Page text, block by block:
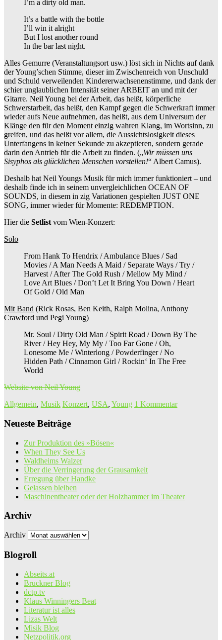
I’m a dirty old man.
It’s a battle with the bottle
I’ll win it alright
But I lost another round
In the bar last night.
Alles Gemurre (Veranstaltungsort usw.) löst sich in Nichts auf dank
der Young’schen Stimme, dieser im Zwischenreich von Unschuld
und Schuld verweilenden Kindererwachsenenstimme, und dank der
schier unglaublichen Intensität seiner ARBEIT an und mit der
Gitarre. Neil Young bei der Arbeit, das heißt, körperliche
Schwerstarbeit, das heißt, den Kampf gegen die Schwerkraft immer
wieder aufs Neue aufnehmen, das heißt, aus dem Universum der
Klänge den für den Moment einzig wahren Klang, im Wortsinn, zu
greifen, und das heißt vor allem, die Aussichtslosigkeit dieses
Unterfangens in keiner Sekunde zu akzeptieren, sondern gerade
darin den Antrieb für die Arbeit zu finden. („Wir müssen uns
Sisyphos als glücklichen Menschen vorstellen!“ Albert Camus).
Deshalb hat Neil Youngs Musik für mich immer funktioniert – und
deshalb finde ich in seinem unvergleichlichen OCEAN OF
SOUNDS, in diesem in zig Variationen gespielten JUST ONE
SONG, immer wieder für Momente: REDEMPTION.
Hier die Setlist vom Wien-Konzert:
Solo
From Hank To Hendrix / Ambulance Blues / Sad
Movies / A Man Needs A Maid / Separate Ways / Try /
Harvest / After The Gold Rush / Mellow My Mind /
Love Art Blues / Don’t Let It Bring You Down / Heart
Of Gold / Old Man
Mit Band (Rick Rosas, Ben Keith, Ralph Molina, Anthony
Crawford und Pegi Young)
Mr. Soul / Dirty Old Man / Spirit Road / Down By The
River / Hey Hey, My My / Too Far Gone / Oh,
Lonesome Me / Winterlong / Powderfinger / No
Hidden Path / Cinnamon Girl / Rockin‘ In The Free
World
Website von Neil Young
Allgemein, Musik Konzert, USA, Young 1 Kommentar
Neueste Beiträge
Zur Produktion des »Bösen«
When They See Us
Waldheims Walzer
Über die Verringerung der Grausamkeit
Erregung über Handke
Gelassen bleiben
Maschinentheater oder der Holzhammer im Theater
Archiv
Archiv
Blogroll
Abseits.at
Bruckner Blog
dctp.tv
Klaus Winningers Beat
Literatur ist alles
Lizas Welt
Misik Blog
Netzpolitik.org